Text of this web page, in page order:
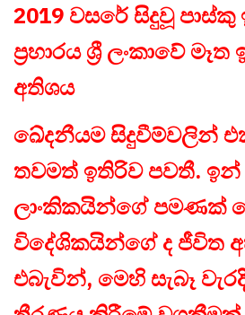
2019 වසරේ සිදුවූ පාස්කු
ප්‍රහාරය ශ්‍රී ලංකාවේ
අතිශය
ඛේදනීයම සිදුවීම්වලින්
තවමත් ඉතිරිව පවතී. ඉන්
ලාංකිකයින්ගේ පමණක්
විදේශිකයින්ගේ ද ජීවිත
එබැවින්, මෙහි සැබෑ